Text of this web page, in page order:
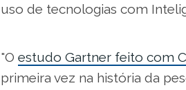
uso de tecnologias com
"O estudo Gartner feito com
primeira vez na história da